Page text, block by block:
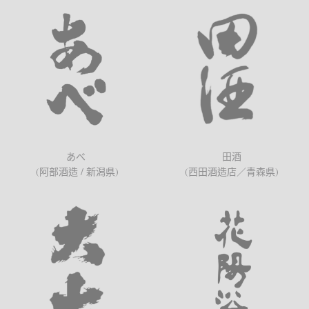
あべ
(阿部酒造 / 新潟県)
田酒
(西田酒造店／青森県)